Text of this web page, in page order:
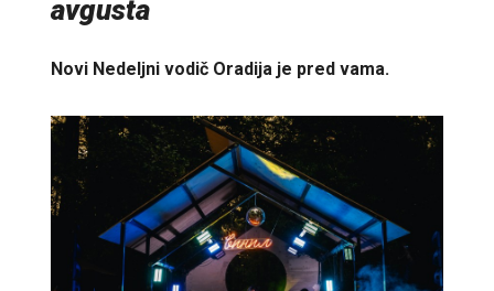
avgusta
Novi Nedeljni vodič Oradija je pred vama.